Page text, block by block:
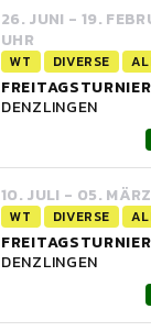
26. JUNI - 19.
UHR
WT DIVERSE
DENZLINGEN
10. JULI - 05.
WT DIVERSE
DENZLINGEN